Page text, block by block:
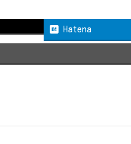
Hatena